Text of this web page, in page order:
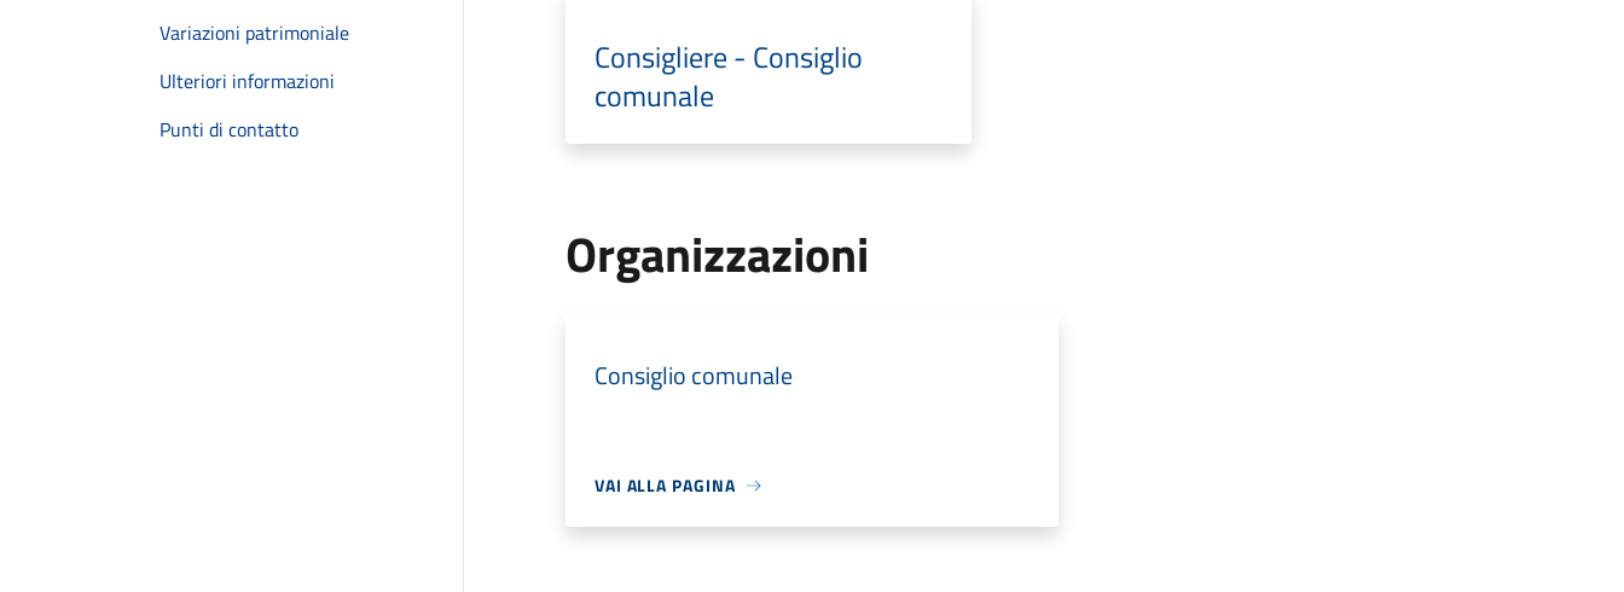
Variazioni patrimoniale
Ulteriori informazioni
Punti di contatto
Consigliere - Consiglio
comunale
Organizzazioni
Consiglio comunale
VAI ALLA PAGINA